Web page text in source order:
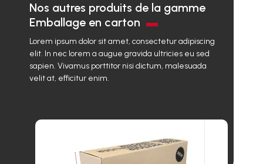
Nos autres produits de la gamme
Emballage en carton
Lorem ipsum dolor sit amet, consectetur adipiscing
elit. In nec lorem a augue gravida ultricies eu sed
sapien. Vivamus porttitor nisi dictum, malesuada
velit at, efficitur enim.